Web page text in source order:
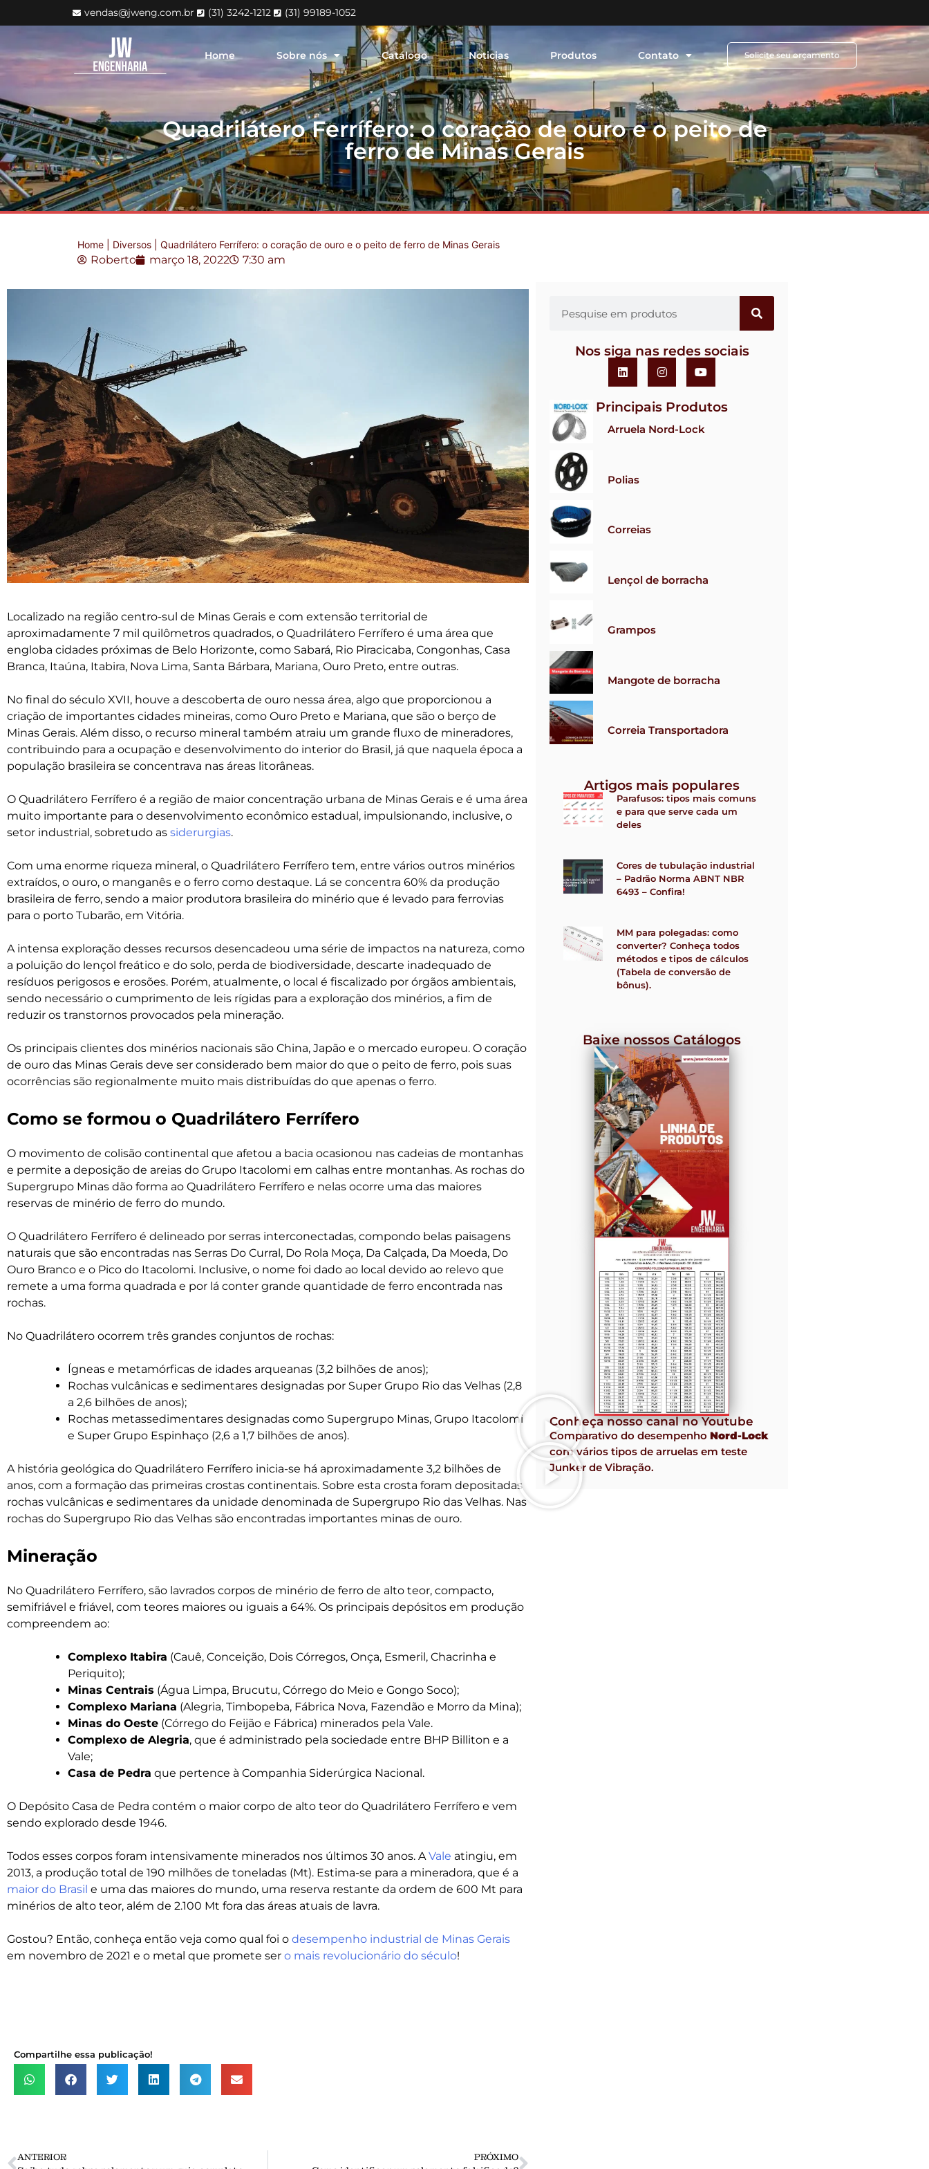
vendas@jweng.com.br (31) 3242-1212 (31) 99189-1052
Home Sobre nós Catálogo Noticias Produtos Contato Solicite seu orçamento
Quadrilátero Ferrífero: o coração de ouro e o peito de
ferro de Minas Gerais
Home Diversos Quadrilátero Ferrífero: o coração de ouro e o peito de ferro de Minas Gerais
Roberto março 18, 2022 7:30 am
Localizado na região centro-sul de Minas Gerais e com extensão territorial de
aproximadamente 7 mil quilômetros quadrados, o Quadrilátero Ferrífero é uma área que
engloba cidades próximas de Belo Horizonte, como Sabará, Rio Piracicaba, Congonhas, Casa
Branca, Itaúna, Itabira, Nova Lima, Santa Bárbara, Mariana, Ouro Preto, entre outras.
No final do século XVII, houve a descoberta de ouro nessa área, algo que proporcionou a
criação de importantes cidades mineiras, como Ouro Preto e Mariana, que são o berço de
Minas Gerais. Além disso, o recurso mineral também atraiu um grande fluxo de mineradores,
contribuindo para a ocupação e desenvolvimento do interior do Brasil, já que naquela época a
população brasileira se concentrava nas áreas litorâneas.
O Quadrilátero Ferrífero é a região de maior concentração urbana de Minas Gerais e é uma área
muito importante para o desenvolvimento econômico estadual, impulsionando, inclusive, o
setor industrial, sobretudo as siderurgias.
Com uma enorme riqueza mineral, o Quadrilátero Ferrífero tem, entre vários outros minérios
extraídos, o ouro, o manganês e o ferro como destaque. Lá se concentra 60% da produção
brasileira de ferro, sendo a maior produtora brasileira do minério que é levado para ferrovias
para o porto Tubarão, em Vitória.
A intensa exploração desses recursos desencadeou uma série de impactos na natureza, como
a poluição do lençol freático e do solo, perda de biodiversidade, descarte inadequado de
resíduos perigosos e erosões. Porém, atualmente, o local é fiscalizado por órgãos ambientais,
sendo necessário o cumprimento de leis rígidas para a exploração dos minérios, a fim de
reduzir os transtornos provocados pela mineração.
Os principais clientes dos minérios nacionais são China, Japão e o mercado europeu. O coração
de ouro das Minas Gerais deve ser considerado bem maior do que o peito de ferro, pois suas
ocorrências são regionalmente muito mais distribuídas do que apenas o ferro.
Como se formou o Quadrilátero Ferrífero
O movimento de colisão continental que afetou a bacia ocasionou nas cadeias de montanhas
e permite a deposição de areias do Grupo Itacolomi em calhas entre montanhas. As rochas do
Supergrupo Minas dão forma ao Quadrilátero Ferrífero e nelas ocorre uma das maiores
reservas de minério de ferro do mundo.
O Quadrilátero Ferrífero é delineado por serras interconectadas, compondo belas paisagens
naturais que são encontradas nas Serras Do Curral, Do Rola Moça, Da Calçada, Da Moeda, Do
Ouro Branco e o Pico do Itacolomi. Inclusive, o nome foi dado ao local devido ao relevo que
remete a uma forma quadrada e por lá conter grande quantidade de ferro encontrada nas
rochas.
No Quadrilátero ocorrem três grandes conjuntos de rochas:
Ígneas e metamórficas de idades arqueanas (3,2 bilhões de anos);
Rochas vulcânicas e sedimentares designadas por Super Grupo Rio das Velhas (2,8
a 2,6 bilhões de anos);
Rochas metassedimentares designadas como Supergrupo Minas, Grupo Itacolomi
e Super Grupo Espinhaço (2,6 a 1,7 bilhões de anos).
A história geológica do Quadrilátero Ferrífero inicia-se há aproximadamente 3,2 bilhões de
anos, com a formação das primeiras crostas continentais. Sobre esta crosta foram depositadas
rochas vulcânicas e sedimentares da unidade denominada de Supergrupo Rio das Velhas. Nas
rochas do Supergrupo Rio das Velhas são encontradas importantes minas de ouro.
Mineração
No Quadrilátero Ferrífero, são lavrados corpos de minério de ferro de alto teor, compacto,
semifriável e friável, com teores maiores ou iguais a 64%. Os principais depósitos em produção
compreendem ao:
Complexo Itabira (Cauê, Conceição, Dois Córregos, Onça, Esmeril, Chacrinha e
Periquito);
Minas Centrais (Água Limpa, Brucutu, Córrego do Meio e Gongo Soco);
Complexo Mariana (Alegria, Timbopeba, Fábrica Nova, Fazendão e Morro da Mina);
Minas do Oeste (Córrego do Feijão e Fábrica) minerados pela Vale.
Complexo de Alegria, que é administrado pela sociedade entre BHP Billiton e a
Vale;
Casa de Pedra que pertence à Companhia Siderúrgica Nacional.
O Depósito Casa de Pedra contém o maior corpo de alto teor do Quadrilátero Ferrífero e vem
sendo explorado desde 1946.
Todos esses corpos foram intensivamente minerados nos últimos 30 anos. AVale atingiu, em
2013, a produção total de 190 milhões de toneladas (Mt). Estima-se para a mineradora, que é a
maior do Brasil e uma das maiores do mundo, uma reserva restante da ordem de 600 Mt para
minérios de alto teor, além de 2.100 Mt fora das áreas atuais de lavra.
Gostou? Então, conheça então veja como qual foi o desempenho industrial de Minas Gerais
em novembro de 2021 e o metal que promete ser o mais revolucionário do século!
Compartilhe essa publicação!
ANTERIOR PRÓXIMO
Nos siga nas redes sociais
Principais Produtos
Arruela Nord-Lock
Polias
Correias
Lençol de borracha
Grampos
Mangote de borracha
Correia Transportadora
Artigos mais populares
Parafusos: tipos mais comuns
e para que serve cada um
deles
Cores de tubulação industrial
– Padrão Norma ABNT NBR
6493 – Confira!
MM para polegadas: como
converter? Conheça todos
métodos e tipos de cálculos
(Tabela de conversão de
bônus).
Baixe nossos Catálogos
Conheça nosso canal no Youtube
Comparativo do desempenhoNord-Lock
com vários tipos de arruelas em teste
Junker de Vibração.